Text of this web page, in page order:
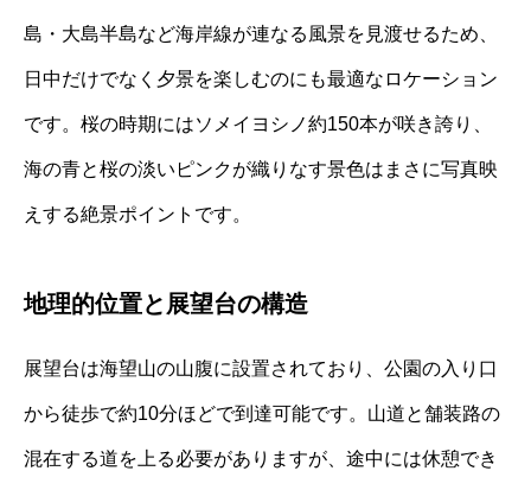
島・大島半島など海岸線が連なる風景を見渡せるため、
日中だけでなく夕景を楽しむのにも最適なロケーション
です。桜の時期にはソメイヨシノ約150本が咲き誇り、
海の青と桜の淡いピンクが織りなす景色はまさに写真映
えする絶景ポイントです。
地理的位置と展望台の構造
展望台は海望山の山腹に設置されており、公園の入り口
から徒歩で約10分ほどで到達可能です。山道と舗装路の
混在する道を上る必要がありますが、途中には休憩でき